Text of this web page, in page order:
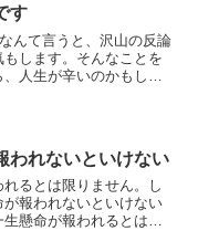
す
んて言うと、沢山の反論
します。そんなことを
人生が辛いのかもしれ
分に...
われないといけない
るとは限りません。し
報われないといけない
生懸命が報われるとは限